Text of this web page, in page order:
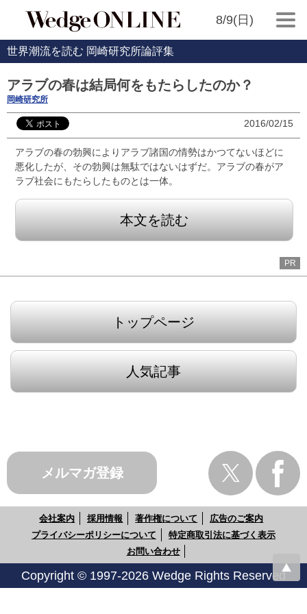
8/9(日)
世界潮流を読む 岡崎研究所論評集
アラブの春は結局何をもたらしたのか？
岡崎研究所
2016/02/15
アラブの春の勃興によりアラブ諸国の情勢はかつてないほどに
悪化したが、その勃興は無駄ではないはずだ。アラブの春がア
ラブ社会にもたらしたものとは一体。
本文を読む
PR
トップページ
人気記事
メルマガ登録
会社案内 採用情報 著作権について
広告のご案内
プライバシーポリシーについて
特定商取引法に基づく表示
お問い合わせ
Copyright © 1997-2026 Wedge Rights Reserved